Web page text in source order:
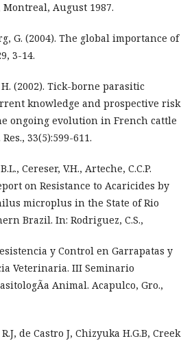
August 1987.
G. (2004). The global importance of
3-14.
H. (2002). Tick-borne parasitic
knowledge and prospective risk
ongoing evolution in French cattle
33(5):599-611.
Cereser, V.H., Arteche, C.C.P.
on Resistance to Acaricides by
microplus in the State of Rio
Brazil. In: Rodriguez, C.S.,
y Control en Garrapatas y
Veterinaria. III Seminario
Animal. Acapulco, Gro.,
de Castro J, Chizyuka H.G.B, Creek